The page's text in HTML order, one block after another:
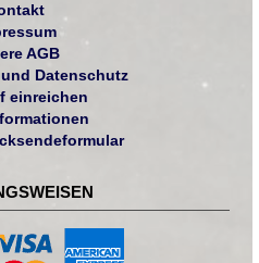
AGB
Datenschutz
einreichen